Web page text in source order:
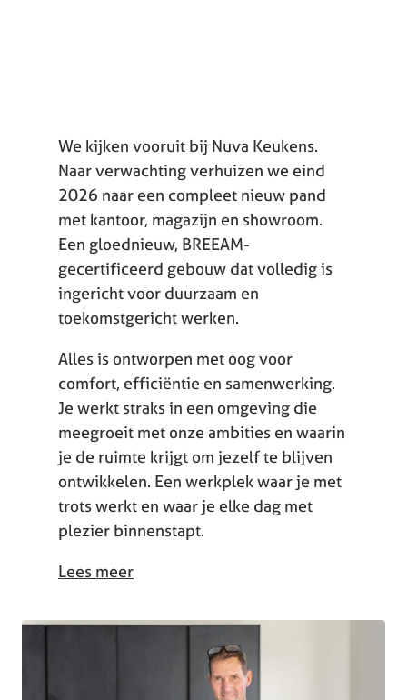
We kijken vooruit bij Nuva Keukens.
Naar verwachting verhuizen we eind
2026 naar een compleet nieuw pand
met kantoor, magazijn en showroom.
Een gloednieuw, BREEAM-
gecertificeerd gebouw dat volledig is
ingericht voor duurzaam en
toekomstgericht werken.
Alles is ontworpen met oog voor
comfort, efficiëntie en samenwerking.
Je werkt straks in een omgeving die
meegroeit met onze ambities en waarin
je de ruimte krijgt om jezelf te blijven
ontwikkelen. Een werkplek waar je met
trots werkt en waar je elke dag met
plezier binnenstapt.
Lees meer